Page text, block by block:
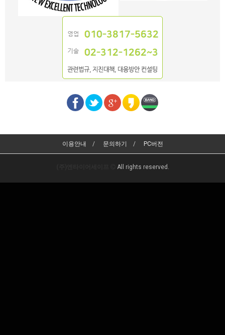
이용안내 문의하기 PC버전
All rights reserved.